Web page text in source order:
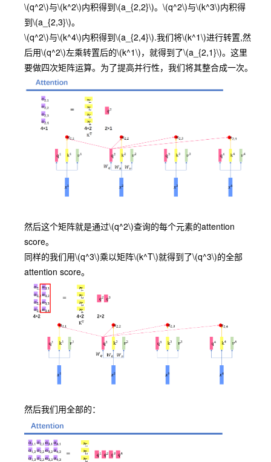
\(q^2\)与\(k^2\)内积得到\(a_{2,2}\)。 \(q^2\)与\(k^3\)内积得
到\(a_{2,3}\)。
\(q^2\)与\(k^4\)内积得到\(a_{2,4}\).我们将\(k^1\)进行转置,然
后用\(q^2\)左乘转置后的\(k^1\)，就得到了\(a_{2,1}\)。这里
要做四次矩阵运算。为了提高并行性，我们将其整合成一次。
然后这个矩阵就是通过\(q^2\)查询的每个元素的attention
score。
同样的我们用\(q^3\)乘以矩阵\(k^T\)就得到了\(q^3\)的全部
attention score。
然后我们用全部的：